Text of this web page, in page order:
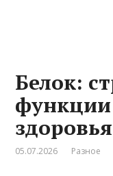
Белок:
функции
05.07.2026 Разное